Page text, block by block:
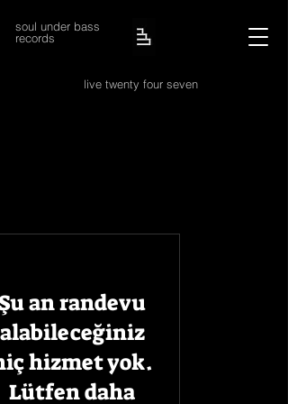
soul under bass
records
live twenty four seven
an randevu
alabileceğiniz
hizmet yok.
Lütfen daha